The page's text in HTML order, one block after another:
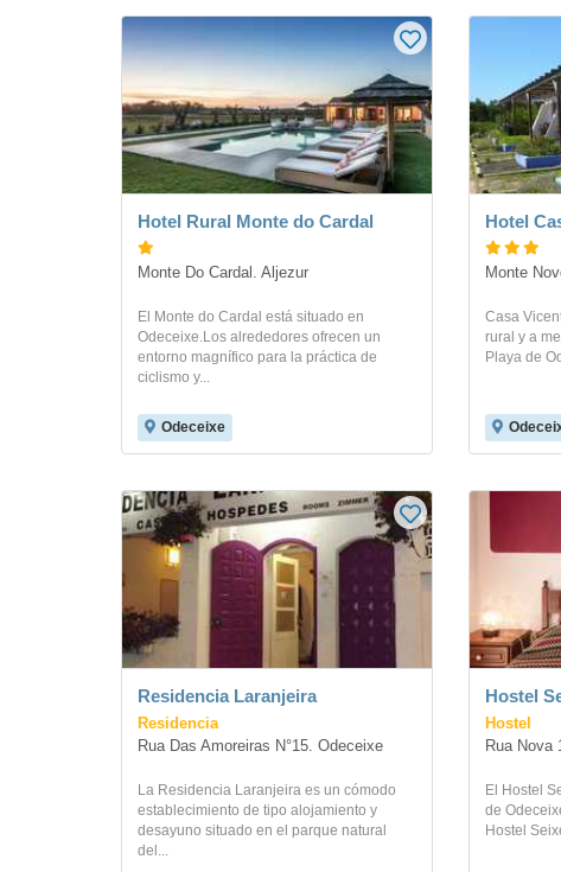
Hotel Rural Monte do Cardal
Monte Do Cardal. Aljezur
El Monte do Cardal está situado en
Odeceixe.Los alrededores ofrecen un
entorno magnífico para la práctica de
ciclismo y...
Odeceixe
Hotel
Monte
Casa
rural y a
Playa de
Residencia Laranjeira
Residencia
Rua Das Amoreiras N°15. Odeceixe
La Residencia Laranjeira es un cómodo
establecimiento de tipo alojamiento y
desayuno situado en el parque natural
del...
Hostel
Hostel
Rua Nova
El Hostel
de
Hostel